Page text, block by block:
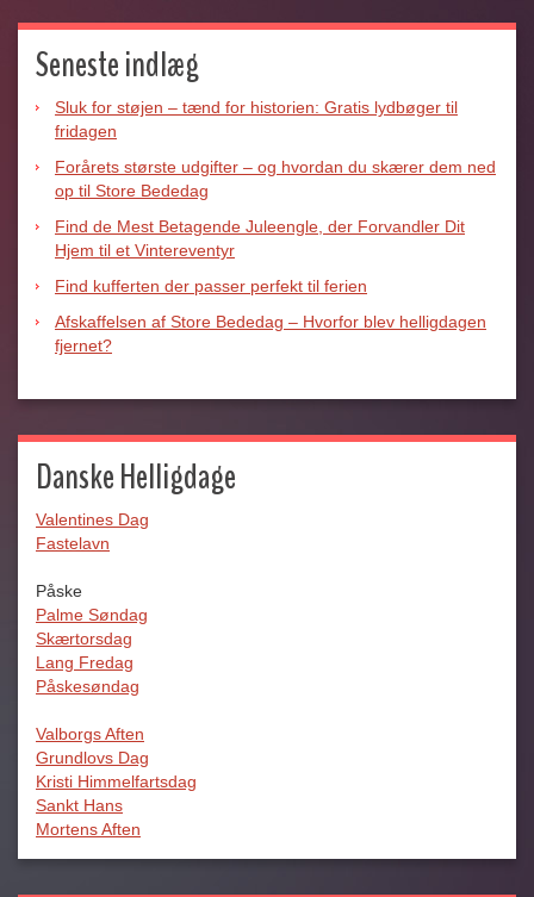
Seneste indlæg
Sluk for støjen – tænd for historien: Gratis lydbøger til
fridagen
Forårets største udgifter – og hvordan du skærer dem ned
op til Store Bededag
Find de Mest Betagende Juleengle, der Forvandler Dit
Hjem til et Vintereventyr
Find kufferten der passer perfekt til ferien
Afskaffelsen af Store Bededag – Hvorfor blev helligdagen
fjernet?
Danske Helligdage
Valentines Dag
Fastelavn
Påske
Palme Søndag
Skærtorsdag
Lang Fredag
Påskesøndag
Valborgs Aften
Grundlovs Dag
Kristi Himmelfartsdag
Sankt Hans
Mortens Aften